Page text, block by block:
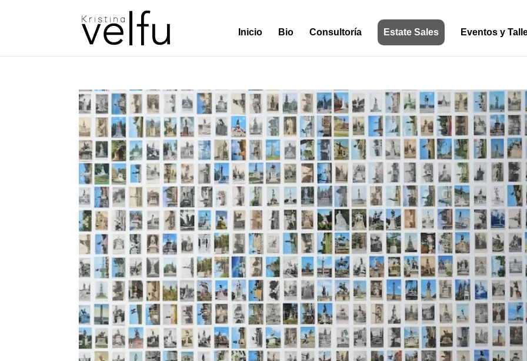
Inicio Bio Consultoría Estate Sales Eventos y